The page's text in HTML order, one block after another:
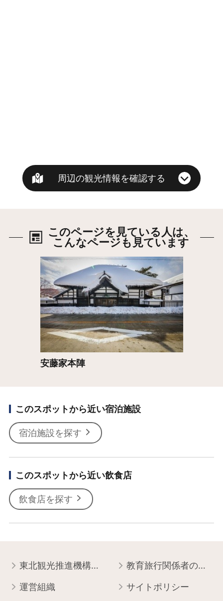
周辺の観光情報を確認する
このページを見ている人は、
こんなページも見ています
安藤家本陣
詳細はこちら
このスポットから近い宿泊施設
宿泊施設を探す
このスポットから近い飲食店
飲食店を探す
東北観光推進機構について 教育旅行関係者の皆様へ
運営組織 サイトポリシー